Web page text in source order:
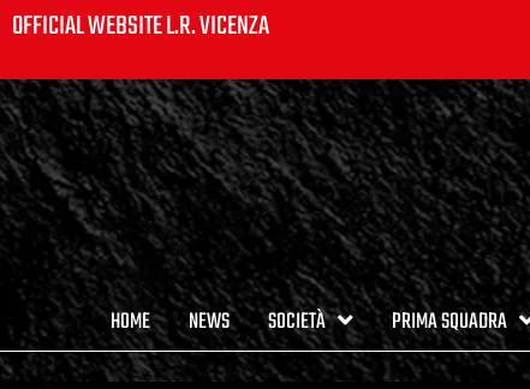
OFFICIAL WEBSITE L.R. VICENZA
HOME NEWS SOCIETÀ PRIMA SQUADRA